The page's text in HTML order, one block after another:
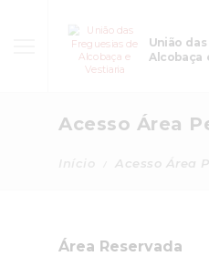
União
Alcobaça
Acesso Área
Acesso Área
Área Reservada